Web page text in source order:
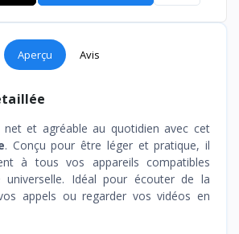
Aperçu Avis
net et agréable au quotidien avec cet
. Conçu pour être léger et pratique, il
à tous vos appareils compatibles
Idéal pour écouter de la
appels ou regarder vos vidéos en